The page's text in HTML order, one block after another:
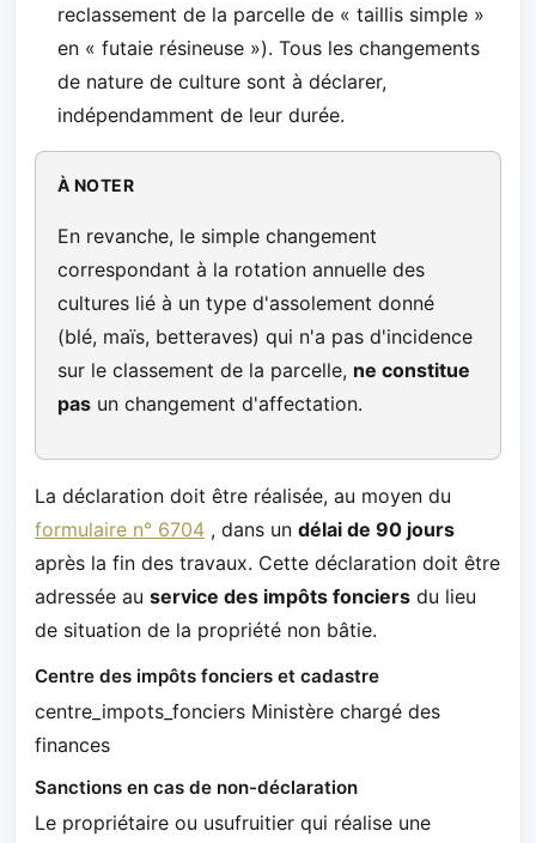
reclassement de la parcelle de « taillis simple »
en « futaie résineuse »). Tous les changements
de nature de culture sont à déclarer,
indépendamment de leur durée.
À NOTER
En revanche, le simple changement
correspondant à la rotation annuelle des
cultures lié à un type d'assolement donné
(blé, maïs, betteraves) qui n'a pas d'incidence
sur le classement de la parcelle, ne constitue
pasun changement d'affectation.
La déclaration doit être réalisée, au moyen du
formulaire n° 6704 , dans un délai de 90 jours
après la fin des travaux. Cette déclaration doit être
adressée au service des impôts fonciers du lieu
de situation de la propriété non bâtie.
Centre des impôts fonciers et cadastre
centre_impots_fonciers Ministère chargé des
finances
Sanctions en cas de non-déclaration
Le propriétaire ou usufruitier qui réalise une